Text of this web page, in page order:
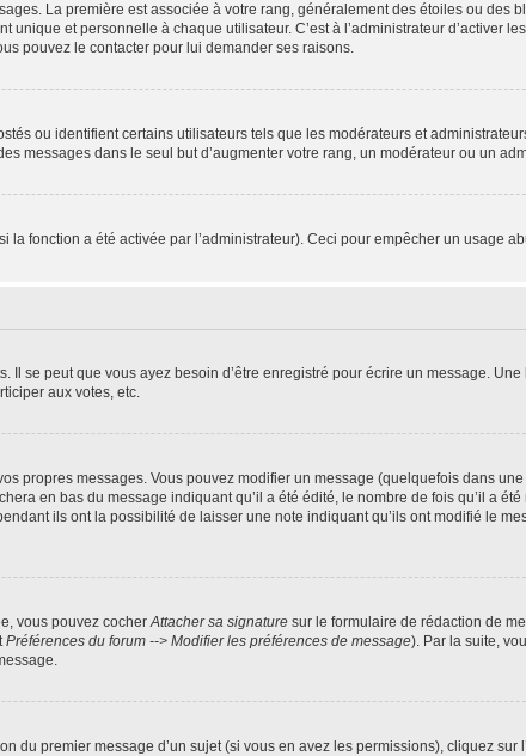
La première est associée à votre rang, généralement des étoiles ou des
et personnelle à chaque utilisateur. C’est à l’administrateur d’activer
pouvez le contacter pour lui demander ses raisons.
ou identifient certains utilisateurs tels que les modérateurs et
messages dans le seul but d’augmenter votre rang, un modérateur ou un
fonction a été activée par l’administrateur). Ceci pour empêcher un usage
se peut que vous ayez besoin d’être enregistré pour écrire un message.
aux votes, etc.
propres messages. Vous pouvez modifier un message (quelquefois dans
en bas du message indiquant qu’il a été édité, le nombre de fois qu’il a
ils ont la possibilité de laisser une note indiquant qu’ils ont modifié le
vous pouvez cocherAttacher sa signature sur le formulaire de rédaction de
Préférences du forum --> Modifier les préférences de message). Par la suite,
du premier message d’un sujet (si vous en avez les permissions), cliquez sur